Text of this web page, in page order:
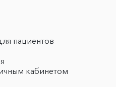
пациентов
кабинетом